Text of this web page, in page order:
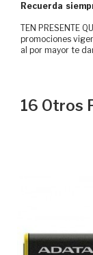
Recuerda
TEN PRESENTE
promociones
al por mayor te
16 Otros